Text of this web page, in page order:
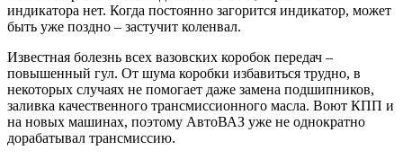
индикатора нет. Когда постоянно загорится индикатор, может
быть уже поздно – застучит коленвал.
Известная болезнь всех вазовских коробок передач –
повышенный гул. От шума коробки избавиться трудно, в
некоторых случаях не помогает даже замена подшипников,
заливка качественного трансмиссионного масла. Воют КПП и
на новых машинах, поэтому АвтоВАЗ уже не однократно
дорабатывал трансмиссию.